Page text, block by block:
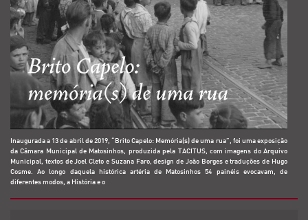
Inaugurada a 13 de abril de 2019, “Brito Capelo: Memória(s) de uma rua”, foi uma exposição
da Câmara Municipal de Matosinhos, produzida pela TACITUS, com imagens do Arquivo
Municipal, textos de Joel Cleto e Suzana Faro, design de João Borges e traduções de Hugo
Cosme. Ao longo daquela histórica artéria de Matosinhos 54 painéis evocavam, de
diferentes modos, a História e o